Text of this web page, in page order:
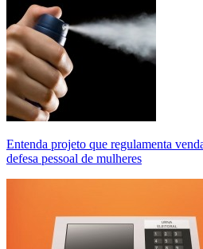
Entenda projeto que regulamenta
defesa pessoal de mulheres